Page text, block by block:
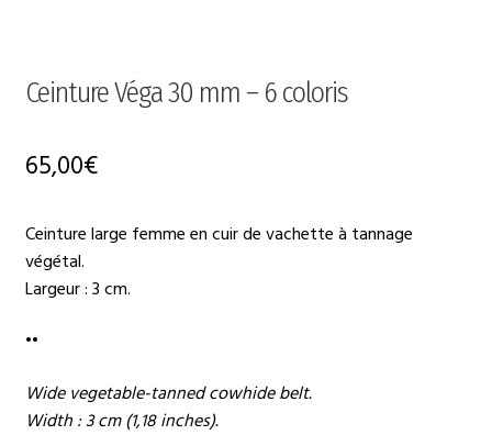
Ceinture Véga 30 mm – 6 coloris
65,00€
Ceinture large femme en cuir de vachette à tannage
végétal.
Largeur : 3 cm.
••
Wide vegetable-tanned cowhide belt.
Width : 3 cm (1,18 inches).